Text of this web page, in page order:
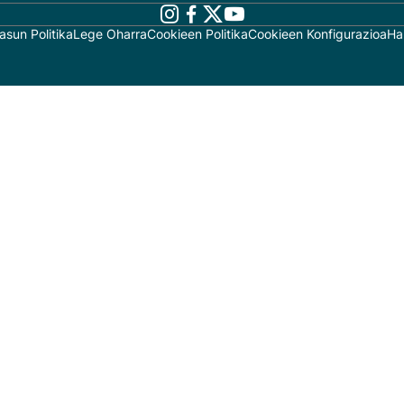
PolitikaLege OharraCookieen PolitikaCookieen Konfigurazioa